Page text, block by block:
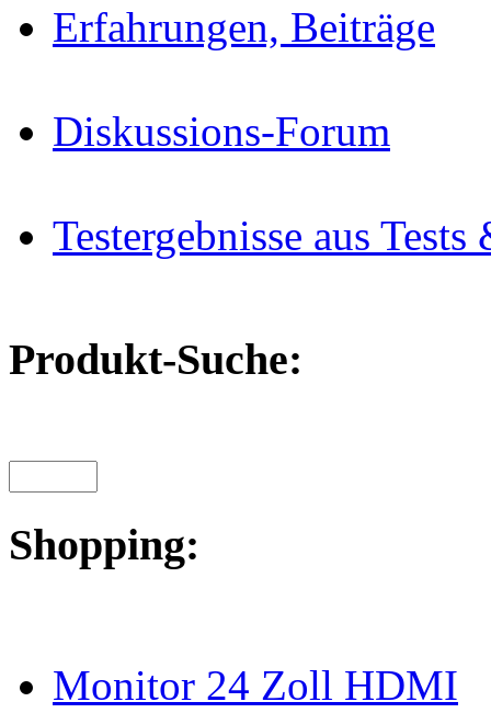
Erfahrungen, Beiträge
Diskussions-Forum
Testergebnisse aus
Produkt-Suche:
Shopping:
Monitor 24 Zoll HDMI